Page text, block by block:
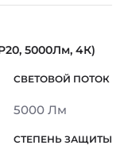
5000Лм, 4К)
5000 Лм